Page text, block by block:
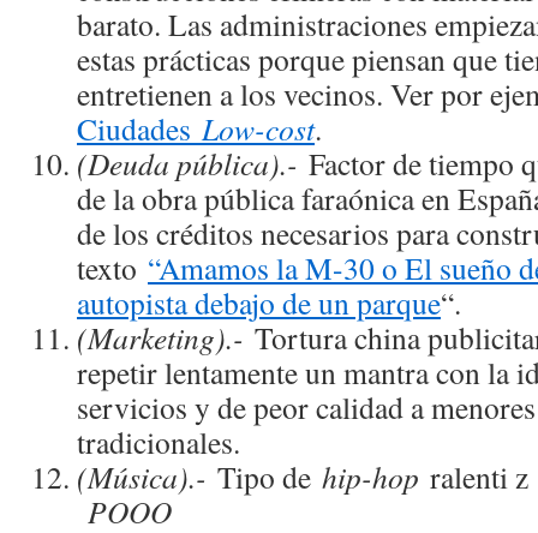
barato. Las administraciones
estas prácticas porque piensan que
entretienen a los vecinos. Ver por
Ciudades Low-cost.
(Deuda pública).- Factor de tiempo
de la obra pública faraónica en
de los créditos necesarios para
texto “Amamos la M-30 o El sueño
autopista debajo de un parque“.
(Marketing).- Tortura china
repetir lentamente un mantra con la
servicios y de peor calidad a
tradicionales.
(Música).- Tipo de hip-hop
POOO